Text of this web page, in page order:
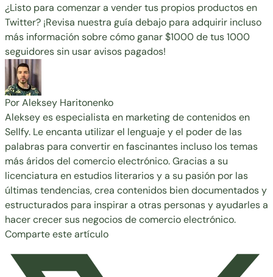
¿Listo para comenzar a vender tus propios productos en
Twitter? ¡Revisa nuestra guía debajo para adquirir incluso
más información sobre cómo ganar $1000 de tus 1000
seguidores sin usar avisos pagados!
Por Aleksey Haritonenko
Aleksey es especialista en marketing de contenidos en
Sellfy. Le encanta utilizar el lenguaje y el poder de las
palabras para convertir en fascinantes incluso los temas
más áridos del comercio electrónico. Gracias a su
licenciatura en estudios literarios y a su pasión por las
últimas tendencias, crea contenidos bien documentados y
estructurados para inspirar a otras personas y ayudarles a
hacer crecer sus negocios de comercio electrónico.
Comparte este artículo